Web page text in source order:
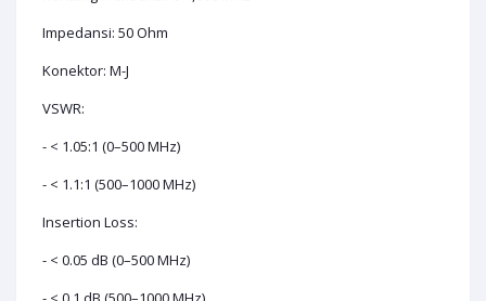
Impedansi: 50 Ohm
Konektor: M-J
VSWR:
- < 1.05:1 (0–500 MHz)
- < 1.1:1 (500–1000 MHz)
Insertion Loss:
- < 0.05 dB (0–500 MHz)